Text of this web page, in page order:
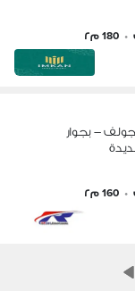
• 180 م٢
– بجوار
• 160 م٢